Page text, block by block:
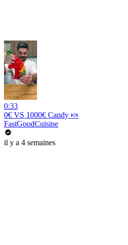
0:33
0€ VS 1000€ Candy 🍬
FastGoodCuisine
il y a 4 semaines